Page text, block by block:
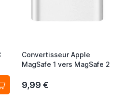
Convertisseur Apple
MagSafe 1 vers MagSafe 2
9,99 €